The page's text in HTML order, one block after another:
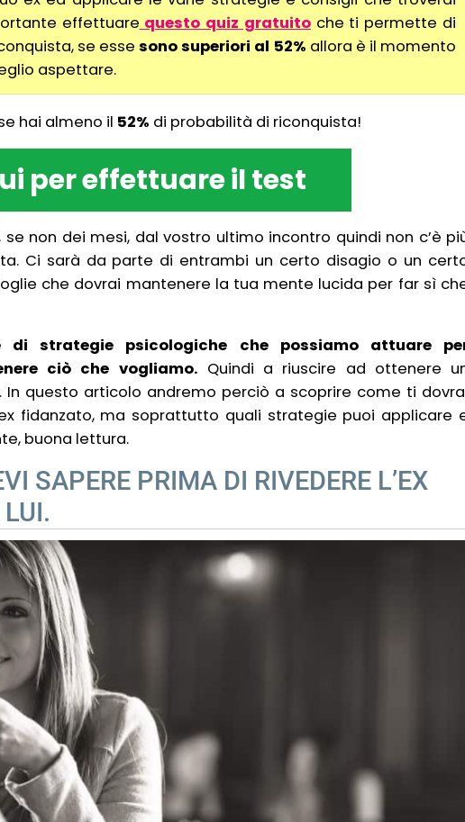
effettuare questo quiz gratuitoche ti permette di
se essesono superiori al 52% allora è il momento
aspettare.
hai almeno il 52% di probabilità di riconquista!
per effettuare il test
non dei mesi, dal vostro ultimo incontro quindi non c’è
Ci sarà da parte di entrambi un certo disagio o un
che dovrai mantenere la tua mente lucida per far sì
strategie psicologiche che possiamo attuare
ciò che vogliamo. Quindi a riuscire ad ottenere
questo articolo andremo perciò a scoprire come ti
fidanzato, ma soprattutto quali strategie puoi applicare
buona lettura.
SAPERE PRIMA DI RIVEDERE L’EX